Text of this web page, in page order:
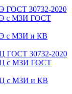
ГОСТ 30732-2020
с МЗИ ГОСТ
с МЗИ и КВ
ГОСТ 30732-2020
с МЗИ ГОСТ
с МЗИ и КВ